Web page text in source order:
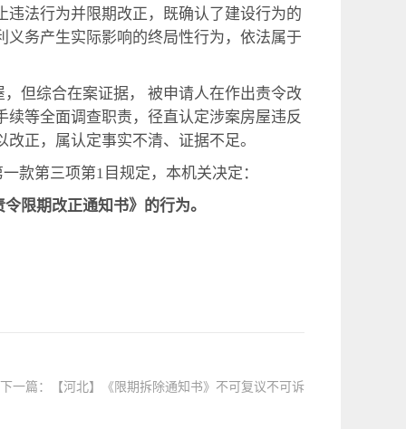
法行为并限期改正，既确认了建设行为的
务产生实际影响的终局性行为，依法属于
但综合在案证据， 被申请人在作出责令改
等全面调查职责，径直认定涉案房屋违反
正，属认定事实不清、证据不足。
款第三项第1目规定，本机关决定：
限期改正通知书》的行为。
下一篇：
【河北】《限期拆除通知书》不可复议不可诉